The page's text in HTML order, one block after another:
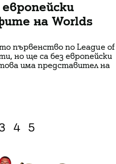
на Worlds
първенство по League of
но ще са без европейски
има представител на
4 5